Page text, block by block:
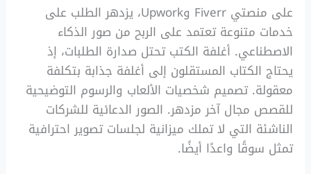
على منصتي Fiverr وUpwork، يزدهر الطلب على
خدمات متنوعة تعتمد على الربح من صور الذكاء
الاصطناعي. أغلفة الكتب تحتل صدارة الطلبات، إذ
يحتاج الكتاب المستقلون إلى أغلفة جذابة بتكلفة
معقولة. تصميم شخصيات الألعاب والرسوم التوضيحية
للقصص مجال آخر مزدهر. الصور الدعائية للشركات
الناشئة التي لا تملك ميزانية لجلسات تصوير احترافية
تمثل سوقًا واعدًا أيضًا.